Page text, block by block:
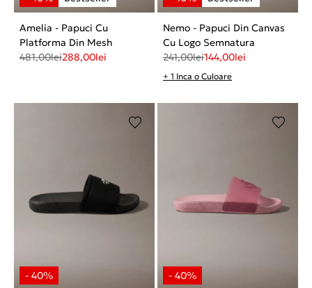
Amelia - Papuci Cu
Platforma Din Mesh
481,00lei288,00lei
Nemo - Papuci Din Canvas
Cu Logo Semnatura
241,00lei144,00lei
+ 1 Inca o Culoare